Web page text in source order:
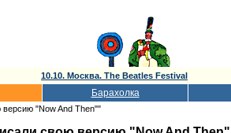
10.10. Москва. The Beatles Festival
Барахолка
"Now And Then""